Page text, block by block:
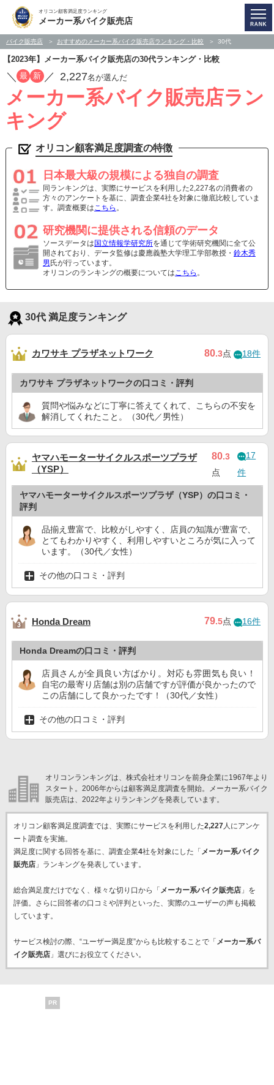
オリコン顧客満足度ランキング
メーカー系バイク販売店
バイク販売店 おすすめのメーカー系バイク販売店ランキング・比較 30代
【2023年】メーカー系バイク販売店の30代ランキング・比較
／ 最 新 ／ 2,227名が選んだ
メーカー系バイク販売店ラン
キング
オリコン顧客満足度調査の特徴
日本最大級の規模による独自の調査
同ランキングは、実際にサービスを利用した2,227名の消費者の
方々のアンケートを基に、調査企業4社を対象に徹底比較していま
す。調査概要はこちら 。
研究機関に提供される信頼のデータ
ソースデータは 国立情報学研究所を通じて学術研究機関に全て公
開されており、データ監修は慶應義塾大学理工学部教授・ 鈴木秀
男 氏が行っています。
オリコンのランキングの概要についてはこちら 。
30代 満足度ランキング
カワサキ プラザネットワーク 80.3点 18件
カワサキ プラザネットワークの口コミ・評判
質問や悩みなどに丁寧に答えてくれて、こちらの不安を
解消してくれたこと。（30代／男性）
ヤマハモーターサイクルスポーツプラザ
（YSP）
80.3
点
17
件
ヤマハモーターサイクルスポーツプラザ（YSP）の口コミ・
評判
品揃え豊富で、比較がしやすく、店員の知識が豊富で、
とてもわかりやすく、利用しやすいところが気に入って
います。（30代／女性）
その他の口コミ・評判
Honda Dream 79.5点 16件
Honda Dreamの口コミ・評判
店員さんが全員良い方ばかり。対応も雰囲気も良い！
自宅の最寄り店舗は別の店舗ですが評価が良かったので
この店舗にして良かったです！（30代／女性）
その他の口コミ・評判
オリコンランキングは、株式会社オリコンを前身企業に1967年より
スタート。2006年からは顧客満足度調査を開始。メーカー系バイク
販売店は、2022年よりランキングを発表しています。
オリコン顧客満足度調査では、実際にサービスを利用した2,227人にアンケ
ート調査を実施。
満足度に関する回答を基に、調査企業4社を対象にした「 メーカー系バイク
販売店」ランキングを発表しています。
総合満足度だけでなく、様々な切り口から「 メーカー系バイク販売店」を
評価。さらに回答者の口コミや評判といった、実際のユーザーの声も掲載
しています。
サービス検討の際、“ユーザー満足度”からも比較することで「 メーカー系バ
イク販売店」選びにお役立てください。
PR